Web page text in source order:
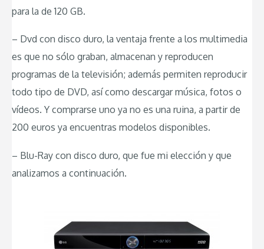
para la de 120 GB.
– Dvd con disco duro, la ventaja frente a los multimedia
es que no sólo graban, almacenan y reproducen
programas de la televisión; además permiten reproducir
todo tipo de DVD, así como descargar música, fotos o
vídeos. Y comprarse uno ya no es una ruina, a partir de
200 euros ya encuentras modelos disponibles.
– Blu-Ray con disco duro, que fue mi elección y que
analizamos a continuación.